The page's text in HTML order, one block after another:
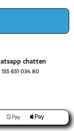
651 034 80
chatten